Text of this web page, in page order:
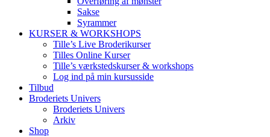
Sakse
Syrammer
KURSER & WORKSHOPS
Tille’s Live Broderikurser
Tilles Online Kurser
Tille’s værkstedskurser & workshops
Log ind på min kursusside
Tilbud
Broderiets Univers
Broderiets Univers
Arkiv
Shop